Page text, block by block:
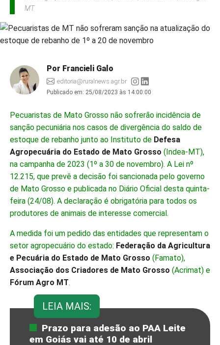
MT
Por Francieli Galo
editoria@ruralnews.agr.br
Publicado em: 25/08/2023 às 14:00:00
Pecuaristas de Mato Grosso não sofrerão incidência de
sanção pecuniária nos casos de divergência do saldo de
estoque de rebanho junto ao Instituto de Defesa
Agropecuária do Estado de Mato Grosso (Indea-MT),
na campanha de 2023 (1º a 30 de novembro). A Lei nº
12.215, que prevê a decisão foi sancionada pelo governo
de Mato Grosso e publicada no Diário Oficial desta quinta-
feira (24/08). A declaração é obrigatória para todos os
produtores de animais de interesse comercial.
A medida foi um pedido das entidades que representam o
setor agropecuário do estado: Federação da Agricultura
e Pecuária do Estado de Mato Grosso (Famato),
Associação dos Criadores de Mato Grosso (Acrimat) e
Fórum Agro MT.
LEIA MAIS:
Prazo para adesão ao PAA Leite
em Goiás vai até 10 de abril